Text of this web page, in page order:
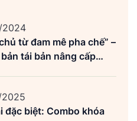
2024
từ đam mê pha chế” –
tái bản nâng cấp
đặc biệt: Combo khóa